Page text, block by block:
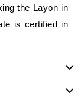
the Layon in
is certified in